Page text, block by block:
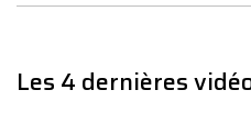
Les 4 dernières